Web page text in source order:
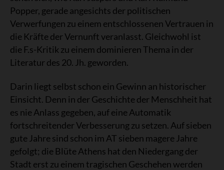
Popper, gerade angesichts der politischen
Verwerfungen zu einem entschlossenen Vertrauen in
die Kräfte der Vernunft veranlasst. Gleichwohl ist
die F.s-Kritik zu einem dominieren Thema in der
Literatur des 20. Jh. geworden.
Darin liegt selbst schon ein Gewinn an historischer
Einsicht. Denn in der Geschichte der Menschheit hat
es nie Anlass gegeben, auf eine Automatik
fortschreitender Verbesserung zu setzen. Auf sieben
gute Jahre sind schon im AT sieben magere Jahre
gefolgt; die Blüte Athens hat den Niedergang der
Stadt erst zu einem tragischen Geschehen werden